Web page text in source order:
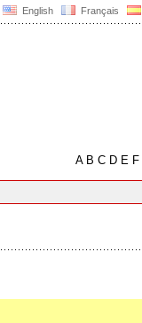
English Français
AB C D E F